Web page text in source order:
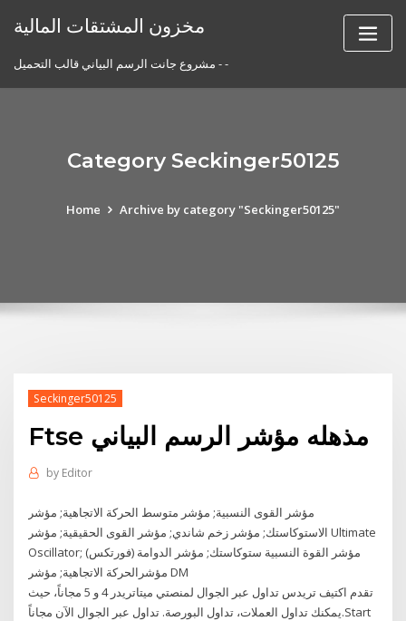
مخزون المشتقات المالية
مشروع جانت الرسم البياني قالب التحميل - -
Category Seckinger50125
Home Archive by category "Seckinger50125"
Seckinger50125
Ftse مذهله مؤشر الرسم البياني
by Editor
مؤشر القوى النسبية; مؤشر متوسط الحركة الاتجاهية; مؤشر
الاستوكاستك; مؤشر زخم شاندي; مؤشر القوى الحقيقية; مؤشر Ultimate
Oscillator; مؤشر القوة النسبية ستوكاستك; مؤشر الدوامة (فورتكس)
مؤشرالحركة الاتجاهية; مؤشر DM
تقدم اكتيف تريدس تداول عبر الجوال لمنصتي ميتاتريدر 4 و 5 مجاناً، حيث
يمكنك تداول العملات، تداول البورصة. تداول عبر الجوال الآن مجاناً.Start